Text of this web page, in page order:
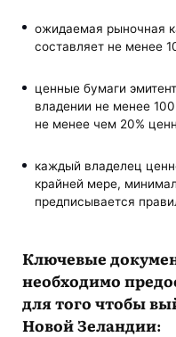
ожидаемая рыночная
составляет не менее
ценные бумаги
владении не менее
не менее чем 20%
каждый владелец
крайней мере,
предписывается
Ключевые
необходимо
для того чтобы
Новой Зеландии: